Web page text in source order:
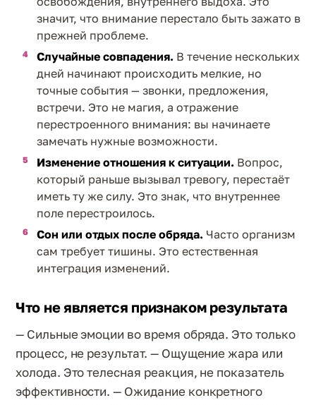
значит, что внимание перестало быть зажато в
прежней проблеме.
Случайные совпадения. В течение нескольких
дней начинают происходить мелкие, но
точные события — звонки, предложения,
встречи. Это не магия, а отражение
перестроенного внимания: вы начинаете
замечать нужные возможности.
Изменение отношения к ситуации. Вопрос,
который раньше вызывал тревогу, перестаёт
иметь ту же силу. Это знак, что внутреннее
поле перестроилось.
Сон или отдых после обряда. Часто организм
сам требует тишины. Это естественная
интеграция изменений.
Что не является признаком результата
— Сильные эмоции во время обряда. Это только
процесс, не результат. — Ощущение жара или
холода. Это телесная реакция, не показатель
эффективности. — Ожидание конкретного